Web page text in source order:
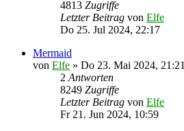
4813 Zugriffe
Letzter Beitrag von Elfe
Do 25. Jul 2024, 22:17
Mermaid
von Elfe » Do 23. Mai 2024, 21:21
2 Antworten
8249 Zugriffe
Letzter Beitrag von Elfe
Fr 21. Jun 2024, 10:59